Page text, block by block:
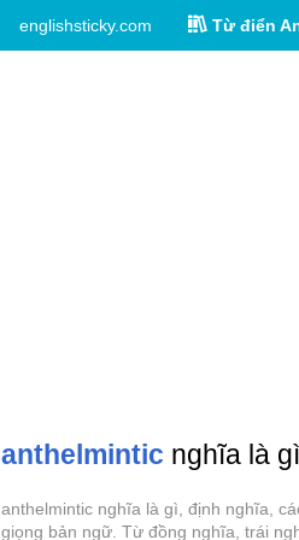
englishsticky.com Từ điển
anthelmintic nghĩa là
anthelmintic nghĩa là gì, định nghĩa,
giọng bản ngữ. Từ đồng nghĩa, trái